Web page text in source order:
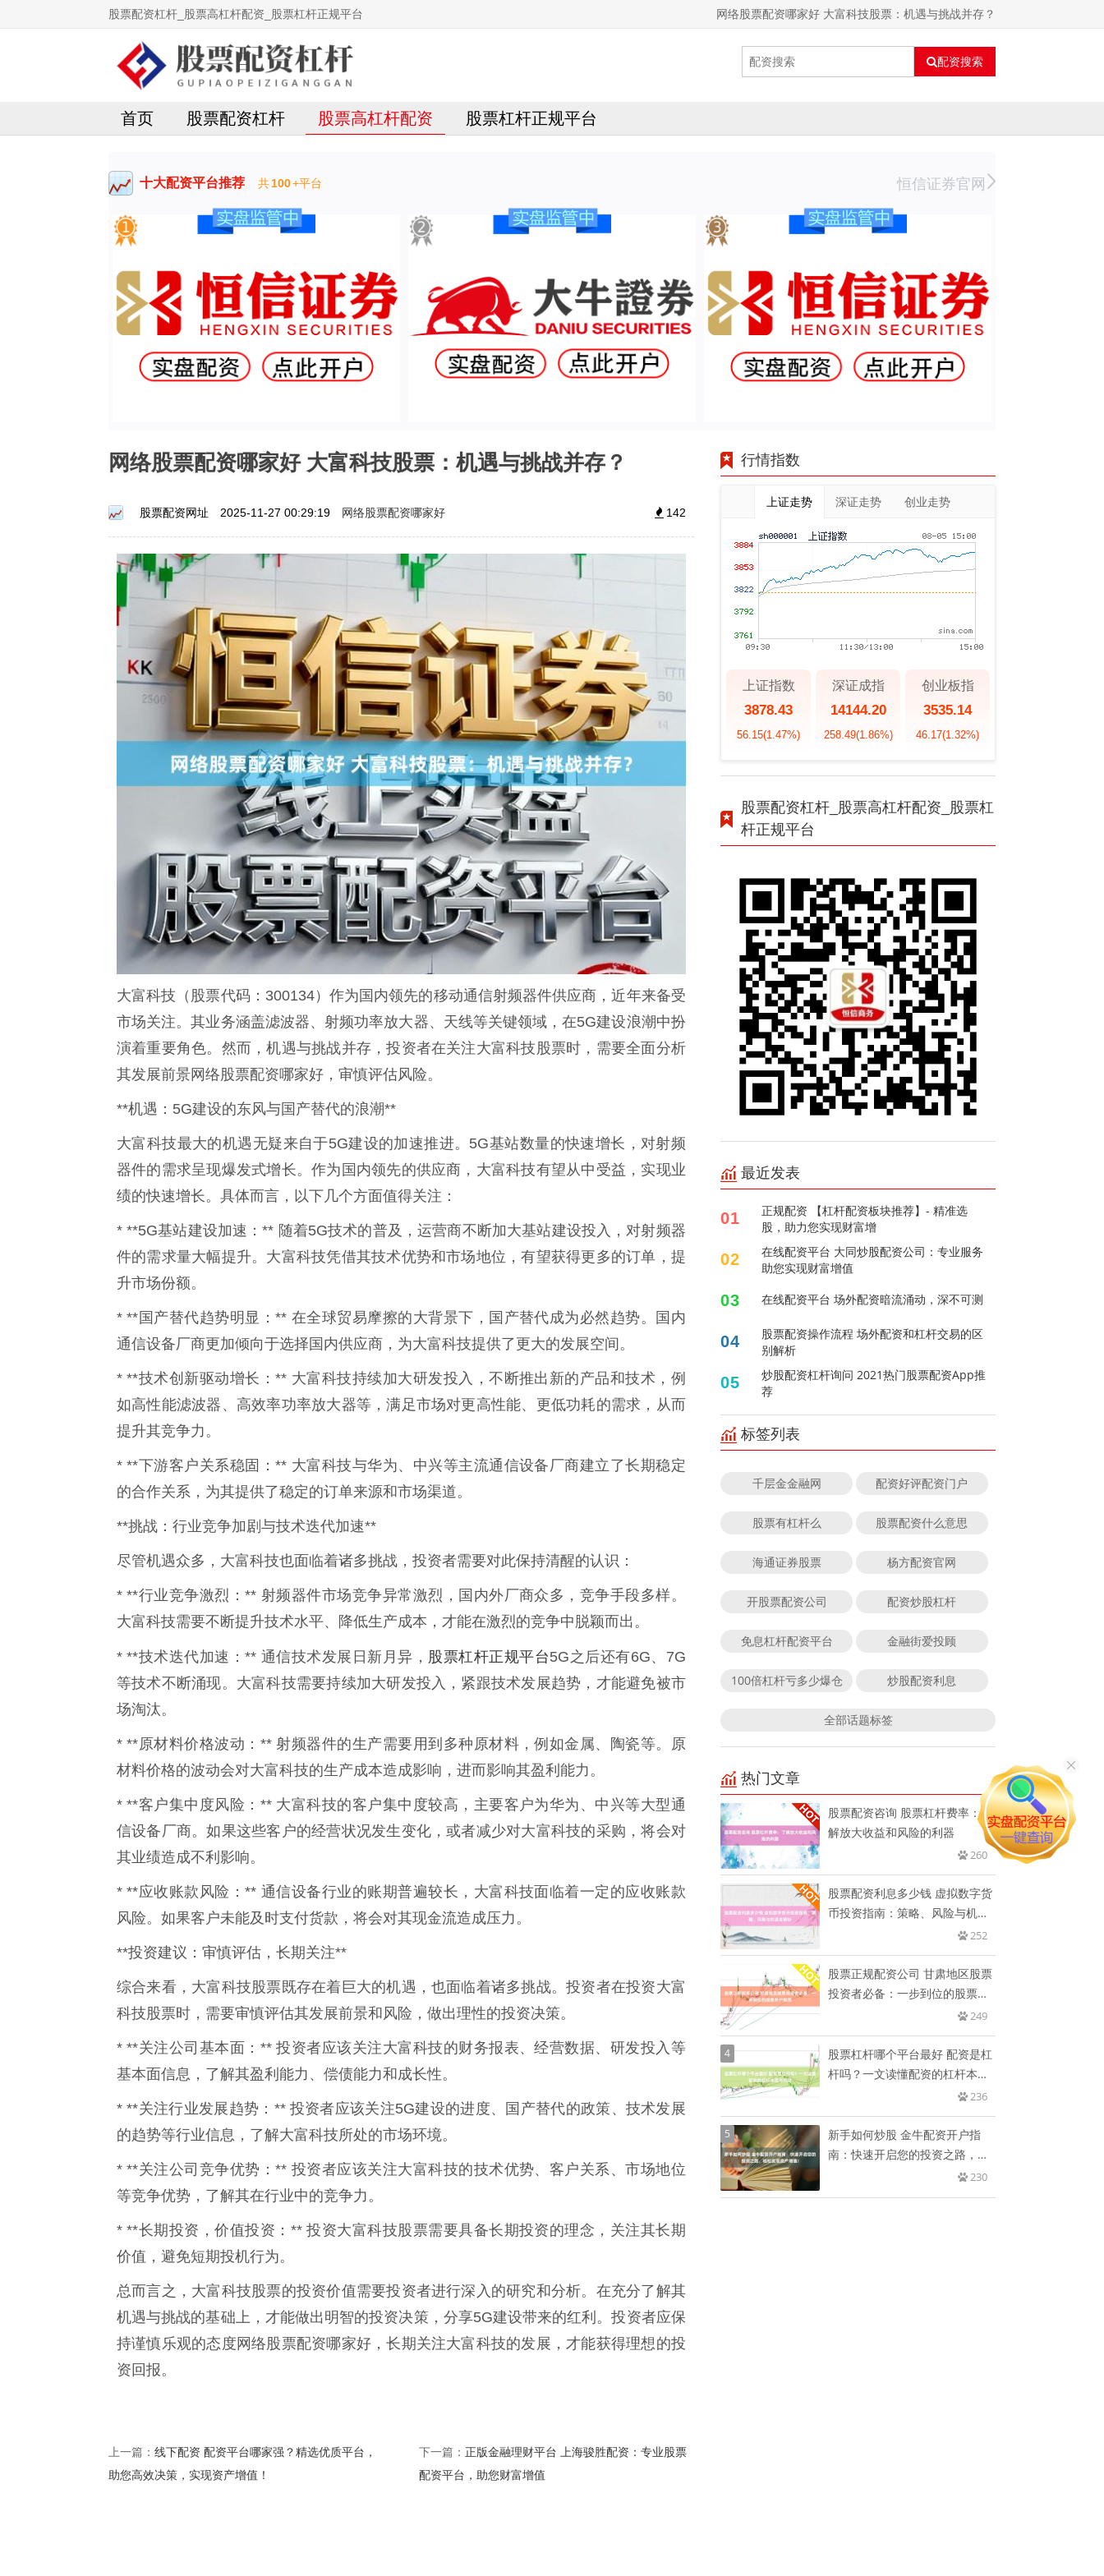
股票配资杠杆_股票高杠杆配资_股票杠杆正规平台 网络股票配资哪家好 大富科技股票：机遇与挑战并存？
配资搜索
首页 股票配资杠杆 股票高杠杆配资 股票杠杆正规平台
十大配资平台推荐 共100+平台 恒信证券官网
网络股票配资哪家好 大富科技股票：机遇与挑战并存？
股票配资网址 2025-11-27 00:29:19 网络股票配资哪家好 142
大富科技（股票代码：300134）作为国内领先的移动通信射频器件供应商，近年来备受
市场关注。其业务涵盖滤波器、射频功率放大器、天线等关键领域，在5G建设浪潮中扮
演着重要角色。然而，机遇与挑战并存，投资者在关注大富科技股票时，需要全面分析
其发展前景网络股票配资哪家好，审慎评估风险。
**机遇：5G建设的东风与国产替代的浪潮**
大富科技最大的机遇无疑来自于5G建设的加速推进。5G基站数量的快速增长，对射频
器件的需求呈现爆发式增长。作为国内领先的供应商，大富科技有望从中受益，实现业
绩的快速增长。具体而言，以下几个方面值得关注：
* **5G基站建设加速：** 随着5G技术的普及，运营商不断加大基站建设投入，对射频器
件的需求量大幅提升。大富科技凭借其技术优势和市场地位，有望获得更多的订单，提
升市场份额。
* **国产替代趋势明显：** 在全球贸易摩擦的大背景下，国产替代成为必然趋势。国内
通信设备厂商更加倾向于选择国内供应商，为大富科技提供了更大的发展空间。
* **技术创新驱动增长：** 大富科技持续加大研发投入，不断推出新的产品和技术，例
如高性能滤波器、高效率功率放大器等，满足市场对更高性能、更低功耗的需求，从而
提升其竞争力。
* **下游客户关系稳固：** 大富科技与华为、中兴等主流通信设备厂商建立了长期稳定
的合作关系，为其提供了稳定的订单来源和市场渠道。
**挑战：行业竞争加剧与技术迭代加速**
尽管机遇众多，大富科技也面临着诸多挑战，投资者需要对此保持清醒的认识：
* **行业竞争激烈：** 射频器件市场竞争异常激烈，国内外厂商众多，竞争手段多样。
大富科技需要不断提升技术水平、降低生产成本，才能在激烈的竞争中脱颖而出。
* **技术迭代加速：** 通信技术发展日新月异， 股票杠杆正规平台5G之后还有6G、7G
等技术不断涌现。大富科技需要持续加大研发投入，紧跟技术发展趋势，才能避免被市
场淘汰。
* **原材料价格波动：** 射频器件的生产需要用到多种原材料，例如金属、陶瓷等。原
材料价格的波动会对大富科技的生产成本造成影响，进而影响其盈利能力。
* **客户集中度风险：** 大富科技的客户集中度较高，主要客户为华为、中兴等大型通
信设备厂商。如果这些客户的经营状况发生变化，或者减少对大富科技的采购，将会对
其业绩造成不利影响。
* **应收账款风险：** 通信设备行业的账期普遍较长，大富科技面临着一定的应收账款
风险。如果客户未能及时支付货款，将会对其现金流造成压力。
**投资建议：审慎评估，长期关注**
综合来看，大富科技股票既存在着巨大的机遇，也面临着诸多挑战。投资者在投资大富
科技股票时，需要审慎评估其发展前景和风险，做出理性的投资决策。
* **关注公司基本面：** 投资者应该关注大富科技的财务报表、经营数据、研发投入等
基本面信息，了解其盈利能力、偿债能力和成长性。
* **关注行业发展趋势：** 投资者应该关注5G建设的进度、国产替代的政策、技术发展
的趋势等行业信息，了解大富科技所处的市场环境。
* **关注公司竞争优势：** 投资者应该关注大富科技的技术优势、客户关系、市场地位
等竞争优势，了解其在行业中的竞争力。
* **长期投资，价值投资：** 投资大富科技股票需要具备长期投资的理念，关注其长期
价值，避免短期投机行为。
总而言之，大富科技股票的投资价值需要投资者进行深入的研究和分析。在充分了解其
机遇与挑战的基础上，才能做出明智的投资决策，分享5G建设带来的红利。投资者应保
持谨慎乐观的态度网络股票配资哪家好，长期关注大富科技的发展，才能获得理想的投
资回报。
上一篇： 线下配资 配资平台哪家强？精选优质平台，
助您高效决策，实现资产增值！
下一篇： 正版金融理财平台 上海骏胜配资：专业股票
配资平台，助您财富增值
行情指数
上证走势 深证走势 创业走势
上证指数
3878.43
56.15(1.47%)
深证成指
14144.20
258.49(1.86%)
创业板指
3535.14
46.17(1.32%)
股票配资杠杆_股票高杠杆配资_股票杠
杆正规平台
最近发表
01
正规配资 【杠杆配资板块推荐】- 精准选
股，助力您实现财富增
02
在线配资平台 大同炒股配资公司：专业服务
助您实现财富增值
03 在线配资平台 场外配资暗流涌动，深不可测
04
股票配资操作流程 场外配资和杠杆交易的区
别解析
05
炒股配资杠杆询问 2021热门股票配资App推
荐
标签列表
千层金金融网 配资好评配资门户
股票有杠杆么 股票配资什么意思
海通证券股票 杨方配资官网
开股票配资公司 配资炒股杠杆
免息杠杆配资平台 金融街爱投顾
100倍杠杆亏多少爆仓 炒股配资利息
全部话题标签
热门文章
股票配资咨询 股票杠杆费率：了
解放大收益和风险的利器
260
股票配资利息多少钱 虚拟数字货
币投资指南：策略、风险与机遇
252
股票正规配资公司 甘肃地区股票
投资者必备：一步到位的股票开
249
4
股票杠杆哪个平台最好 配资是杠
杆吗？一文读懂配资的杠杆本质
236
5
新手如何炒股 金牛配资开户指
南：快速开启您的投资之路，轻
230